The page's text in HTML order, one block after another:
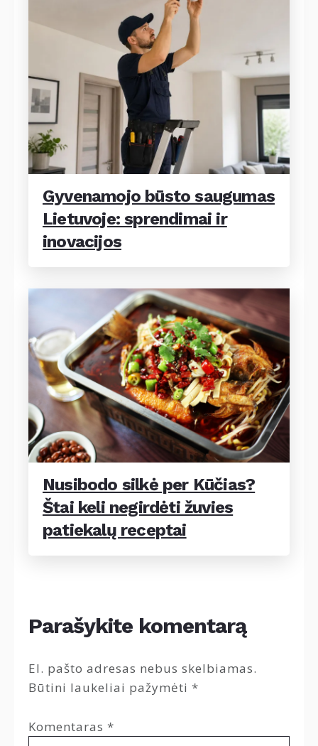
Gyvenamojo būsto saugumas
Lietuvoje: sprendimai ir
inovacijos
Nusibodo silkė per Kūčias?
Štai keli negirdėti žuvies
patiekalų receptai
Parašykite komentarą
El. pašto adresas nebus skelbiamas.
Būtini laukeliai pažymėti *
Komentaras *